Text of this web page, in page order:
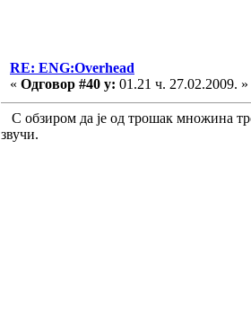
RE: ENG:Overhead
« Одговор #40 у: 01.21 ч. 27.02.2009. »
С обзиром да је од трошак множина
звучи.